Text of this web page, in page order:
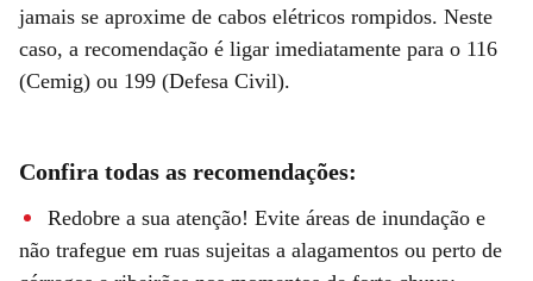
jamais se aproxime de cabos elétricos rompidos. Neste
caso, a recomendação é ligar imediatamente para o 116
(Cemig) ou 199 (Defesa Civil).
Confira todas as recomendações:
Redobre a sua atenção! Evite áreas de inundação e
não trafegue em ruas sujeitas a alagamentos ou perto de